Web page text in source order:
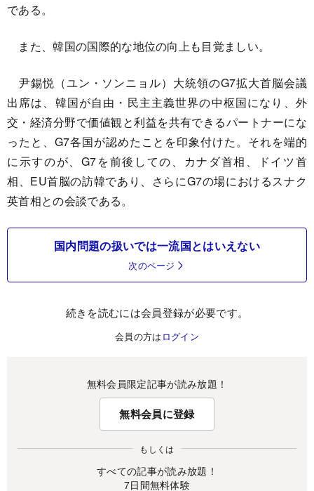
である。
また、韓国の国際的な地位の向上も目覚ましい。
尹錫悦（ユン・ソンニョル）大統領のG7拡大首脳会議
出席は、韓国が自由・民主主義世界の中枢国になり、外
交・経済分野で価値観と利益を共有できるパートナーにな
ったと、G7各国が認めたことを印象付けた。それを端的
に示すのが、G7を前後しての、カナダ首相、ドイツ首
相、EU首脳の訪韓であり、さらにG7の場におけるスナク
英首相との会談である。
国内問題の扱いでは一流国とはいえない
次のページ
続きを読むには会員登録が必要です。
会員の方は ログイン
無料会員限定記事が読み放題！
無料会員に登録
もしくは
すべての記事が読み放題！
7日間無料体験